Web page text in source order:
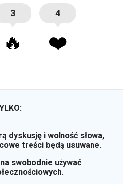
3
🔥
4
❤️
dyskusję i wolność słowa,
treści będą usuwane.
swobodnie używać